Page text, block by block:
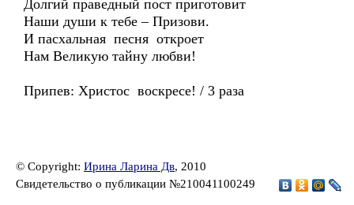
Долгий праведный пост приготовит
Наши души к тебе – Призови.
И пасхальная песня откроет
Нам Великую тайну любви!
Припев: Христос воскресе! / 3 раза
© Copyright: Ирина Ларина Дв, 2010
Свидетельство о публикации №210041100249